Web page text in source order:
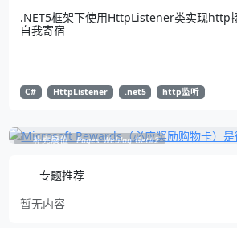
.NET5框架下使用HttpListener类实现http
自我寄宿
C# HttpListener .net5 http监听
补充展位 Pages_Weblog_Get#2
专题推荐
暂无内容